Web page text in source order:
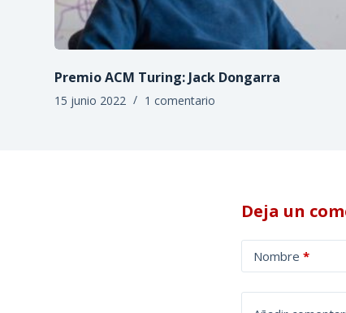
Premio ACM Turing: Jack Dongarra
15 junio 2022 1 comentario
Deja un
Nombre *
l
t